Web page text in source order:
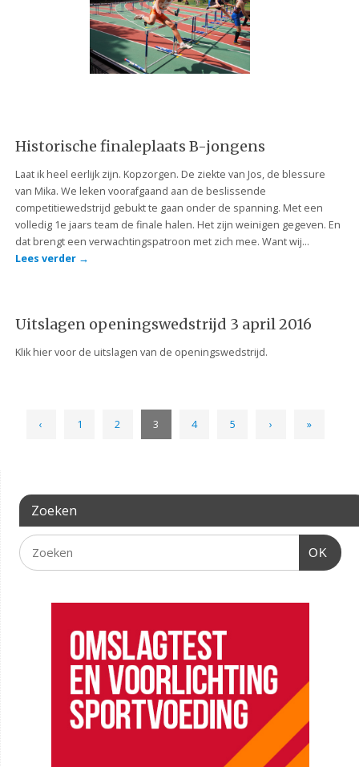
Historische finaleplaats B-jongens
Laat ik heel eerlijk zijn. Kopzorgen. De ziekte van Jos, de blessure
van Mika. We leken voorafgaand aan de beslissende
competitiewedstrijd gebukt te gaan onder de spanning. Met een
volledig 1e jaars team de finale halen. Het zijn weinigen gegeven. En
dat brengt een verwachtingspatroon met zich mee. Want wij…
Lees verder →
Uitslagen openingswedstrijd 3 april 2016
Klik hier voor de uitslagen van de openingswedstrijd.
‹ 1 2 3 4 5 › »
Zoeken
OK